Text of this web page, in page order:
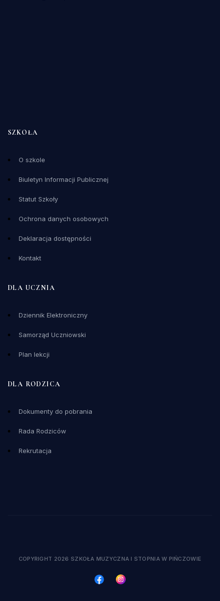
SZKOŁA
O szkole
Biuletyn Informacji Publicznej
Statut Szkoły
Ochrona danych osobowych
Deklaracja dostępności
Kontakt
DLA UCZNIA
Dziennik Elektroniczny
Samorząd Uczniowski
Plan lekcji
DLA RODZICA
Dokumenty do pobrania
Rada Rodziców
Rekrutacja
COPYRIGHT 2026 SZKOŁA MUZYCZNA I STOPNIA W PIŃCZOWIE